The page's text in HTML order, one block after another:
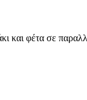
και φέτα σε